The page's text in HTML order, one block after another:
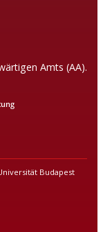
Amts (AA).
Budapest